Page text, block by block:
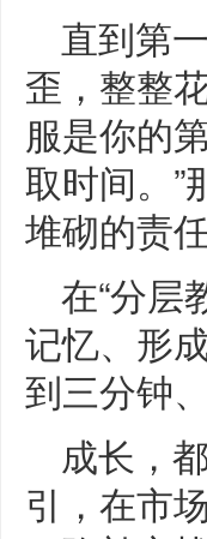
直到第
歪，整整
服是你的
取时间。”
堆砌的责任
在“分层
记忆、形
到三分钟
成长，
引，在市